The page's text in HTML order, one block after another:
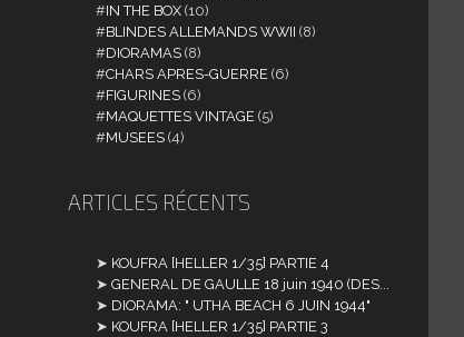
IN THE BOX (10)
BLINDES ALLEMANDS WWII (8)
DIORAMAS (8)
CHARS APRES-GUERRE (6)
FIGURINES (6)
MAQUETTES VINTAGE (5)
MUSEES (4)
ARTICLES RÉCENTS
KOUFRA [HELLER 1/35] PARTIE 4
GENERAL DE GAULLE 18 juin 1940 (DES...
DIORAMA: " UTHA BEACH 6 JUIN 1944"
KOUFRA [HELLER 1/35] PARTIE 3